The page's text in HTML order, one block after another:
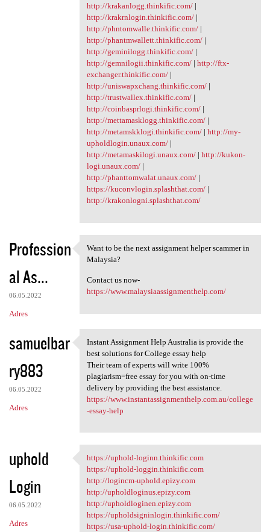
http://krakanlogg.thinkific.com/|
http://krakrnlogin.thinkific.com/|
http://phntomwalle.thinkific.com/|
http://phantmwallett.thinkific.com/|
http://geminilogg.thinkific.com/|
http://gemnilogii.thinkific.com/| http://ftx-
exchanger.thinkific.com/|
http://uniswapxchang.thinkific.com/|
http://trustwallex.thinkific.com/|
http://coinbasprlogi.thinkific.com/|
http://mettamasklogg.thinkific.com/|
http://metamskklogi.thinkific.com/| http://my-
upholdlogin.unaux.com/|
http://metamaskilogi.unaux.com/| http://kukon-
logi.unaux.com/|
http://phanttomwalat.unaux.com/|
https://kuconvlogin.splashthat.com/|
http://krakonlogni.splashthat.com/
Profession
al As...
06.05.2022
Adres
Want to be the next
Want to be the next assignment helper scammer in
Malaysia?
Contact us now-
https://www.malaysiaassignmenthelp.com/
samuelbar
ry883
06.05.2022
Adres
Instant Assignment Help
Instant Assignment Help Australia is provide the
best solutions for College essay help
Their team of experts will write 100%
plagiarism=free essay for you with on-time
delivery by providing the best assistance.
https://www.instantassignmenthelp.com.au/college
-essay-help
uphold
Login
06.05.2022
Adres
https://uphold-loginn
https://uphold-loginn.thinkific.com
https://uphold-loggin.thinkific.com
http://logincm-uphold.epizy.com
http://upholdloginus.epizy.com
http://upholdloginen.epizy.com
https://upholdsigninlogin.thinkific.com/
https://usa-uphold-login.thinkific.com/